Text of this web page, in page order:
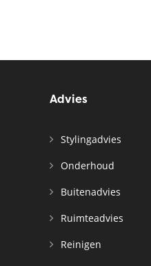
Advies
Stylingadvies
Onderhoud
Buitenadvies
Ruimteadvies
Reinigen